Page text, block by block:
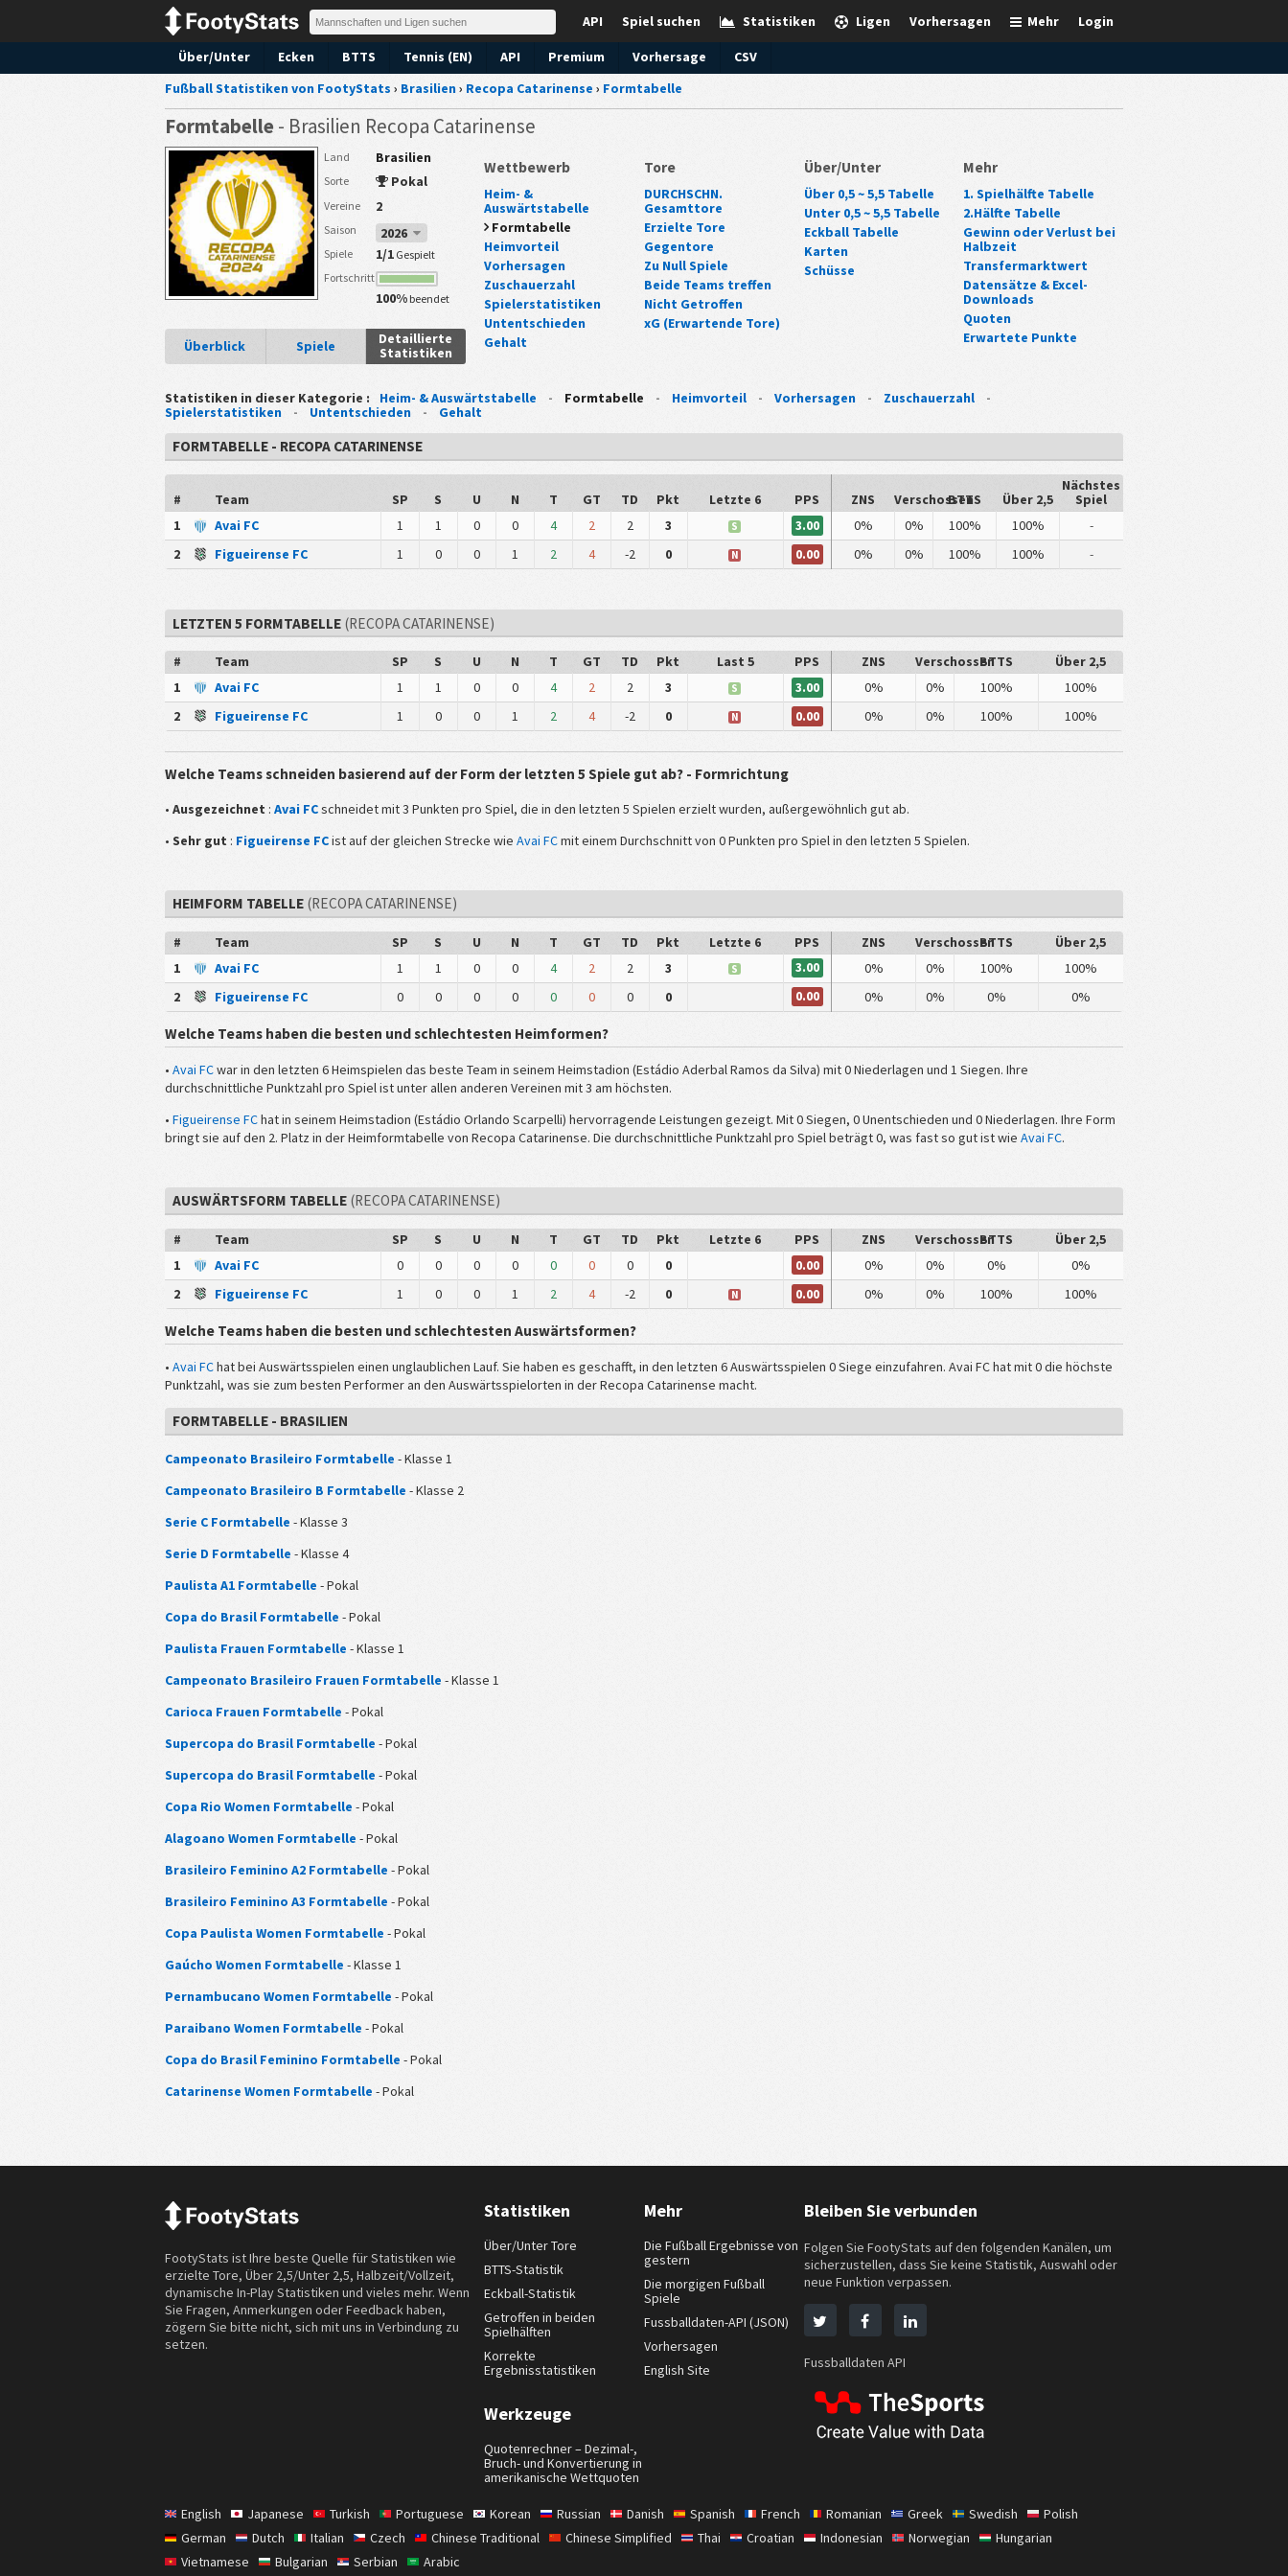
Login
Mehr
Vorhersagen
Ligen
Statistiken
Spiel suchen
API
Über/Unter Ecken BTTS Tennis (EN) API Premium Vorhersage
CSV
Fußball Statistiken von FootyStats › Brasilien› Recopa Catarinense › Formtabelle
Formtabelle- Brasilien Recopa Catarinense
Land Brasilien
Sorte Pokal
Vereine 2
Saison 2026
Spiele 1/1Gespielt
Fortschritt
100%beendet
Überblick Spiele
Detaillierte
Statistiken
Wettbewerb
Heim- &
Auswärtstabelle
Formtabelle
Heimvorteil
Vorhersagen
Zuschauerzahl
Spielerstatistiken
Untentschieden
Gehalt
Tore
DURCHSCHN.
Gesamttore
Erzielte Tore
Gegentore
Zu Null Spiele
Beide Teams treffen
Nicht Getroffen
xG (Erwartende Tore)
Über/Unter
Über 0,5 ~ 5,5 Tabelle
Unter 0,5 ~ 5,5 Tabelle
Eckball Tabelle
Karten
Schüsse
Mehr
1. Spielhälfte Tabelle
2.Hälfte Tabelle
Gewinn oder Verlust bei
Halbzeit
Transfermarktwert
Datensätze & Excel-
Downloads
Quoten
Erwartete Punkte
Statistiken in dieser Kategorie : Heim- & Auswärtstabelle - Formtabelle - Heimvorteil - Vorhersagen - Zuschauerzahl -
Spielerstatistiken - Untentschieden - Gehalt
FORMTABELLE - RECOPA CATARINENSE
# Team SP S U N T GT TD Pkt Letzte 6 PPS ZNS Verschossen
BTTS Über 2,5
Nächstes
Spiel
1
Avai FC 1 1 0 0 4 2 2 3 S 3.00 0% 0% 100% 100%
-
2
Figueirense FC 1 0 0 1 2 4 -2 0 N 0.00 0% 0% 100% 100% -
LETZTEN 5 FORMTABELLE(RECOPA CATARINENSE)
# Team SP S U N T GT TD Pkt Last 5 PPS ZNS VerschossenBTTS
Über 2,5
1
Avai FC 1 1 0 0 4 2 2 3 S 3.00 0% 0% 100%
100%
2
Figueirense FC 1 0 0 1 2 4 -2 0 N 0.00 0% 0% 100% 100%
Welche Teams schneiden basierend auf der Form der letzten 5 Spiele gut ab? - Formrichtung
• Ausgezeichnet : Avai FCschneidet mit 3 Punkten pro Spiel, die in den letzten 5 Spielen erzielt wurden, außergewöhnlich gut ab.
• Sehr gut : Figueirense FCist auf der gleichen Strecke wie Avai FCmit einem Durchschnitt von 0 Punkten pro Spiel in den letzten 5 Spielen.
HEIMFORM TABELLE(RECOPA CATARINENSE)
# Team SP S U N T GT TD Pkt Letzte 6 PPS ZNS VerschossenBTTS
Über 2,5
1
Avai FC 1 1 0 0 4 2 2 3 S 3.00 0% 0% 100%
100%
2
Figueirense FC 0 0 0 0 0 0 0 0 0.00 0% 0% 0% 0%
Welche Teams haben die besten und schlechtesten Heimformen?
• Avai FCwar in den letzten 6 Heimspielen das beste Team in seinem Heimstadion (Estádio Aderbal Ramos da Silva) mit 0 Niederlagen und 1 Siegen. Ihre
durchschnittliche Punktzahl pro Spiel ist unter allen anderen Vereinen mit 3 am höchsten.
• Figueirense FChat in seinem Heimstadion (Estádio Orlando Scarpelli) hervorragende Leistungen gezeigt. Mit 0 Siegen, 0 Unentschieden und 0 Niederlagen. Ihre Form
bringt sie auf den 2. Platz in der Heimformtabelle von Recopa Catarinense. Die durchschnittliche Punktzahl pro Spiel beträgt 0, was fast so gut ist wie Avai FC.
AUSWÄRTSFORM TABELLE(RECOPA CATARINENSE)
# Team SP S U N T GT TD Pkt Letzte 6 PPS ZNS VerschossenBTTS
Über 2,5
1
Avai FC 0 0 0 0 0 0 0 0 0.00 0% 0% 0%
0%
2
Figueirense FC 1 0 0 1 2 4 -2 0 N 0.00 0% 0% 100% 100%
Welche Teams haben die besten und schlechtesten Auswärtsformen?
• Avai FChat bei Auswärtsspielen einen unglaublichen Lauf. Sie haben es geschafft, in den letzten 6 Auswärtsspielen 0 Siege einzufahren. Avai FC hat mit 0 die höchste
Punktzahl, was sie zum besten Performer an den Auswärtsspielorten in der Recopa Catarinense macht.
FORMTABELLE - BRASILIEN
Campeonato Brasileiro Formtabelle - Klasse 1
Campeonato Brasileiro B Formtabelle - Klasse 2
Serie C Formtabelle - Klasse 3
Serie D Formtabelle - Klasse 4
Paulista A1 Formtabelle - Pokal
Copa do Brasil Formtabelle - Pokal
Paulista Frauen Formtabelle - Klasse 1
Campeonato Brasileiro Frauen Formtabelle - Klasse 1
Carioca Frauen Formtabelle - Pokal
Supercopa do Brasil Formtabelle - Pokal
Supercopa do Brasil Formtabelle - Pokal
Copa Rio Women Formtabelle - Pokal
Alagoano Women Formtabelle - Pokal
Brasileiro Feminino A2 Formtabelle - Pokal
Brasileiro Feminino A3 Formtabelle - Pokal
Copa Paulista Women Formtabelle - Pokal
Gaúcho Women Formtabelle - Klasse 1
Pernambucano Women Formtabelle - Pokal
Paraibano Women Formtabelle - Pokal
Copa do Brasil Feminino Formtabelle - Pokal
Catarinense Women Formtabelle - Pokal
FootyStats ist Ihre beste Quelle für Statistiken wie
erzielte Tore, Über 2,5/Unter 2,5, Halbzeit/Vollzeit,
dynamische In-Play Statistiken und vieles mehr. Wenn
Sie Fragen, Anmerkungen oder Feedback haben,
zögern Sie bitte nicht, sich mit uns in Verbindung zu
setzen.
Statistiken
Über/Unter Tore
BTTS-Statistik
Eckball-Statistik
Getroffen in beiden
Spielhälften
Korrekte
Ergebnisstatistiken
Werkzeuge
Quotenrechner – Dezimal-,
Bruch- und Konvertierung in
amerikanische Wettquoten
Mehr
Die Fußball Ergebnisse von
gestern
Die morgigen Fußball
Spiele
Fussballdaten-API (JSON)
Vorhersagen
English Site
Bleiben Sie verbunden
Folgen Sie FootyStats auf den folgenden Kanälen, um
sicherzustellen, dass Sie keine Statistik, Auswahl oder
neue Funktion verpassen.
Fussballdaten API
English Japanese Turkish Portuguese Korean Russian Danish Spanish French Romanian Greek Swedish
Polish
German
Dutch Italian Czech Chinese Traditional Chinese Simplified Thai Croatian Indonesian Norwegian
Hungarian
Vietnamese
Bulgarian Serbian Arabic